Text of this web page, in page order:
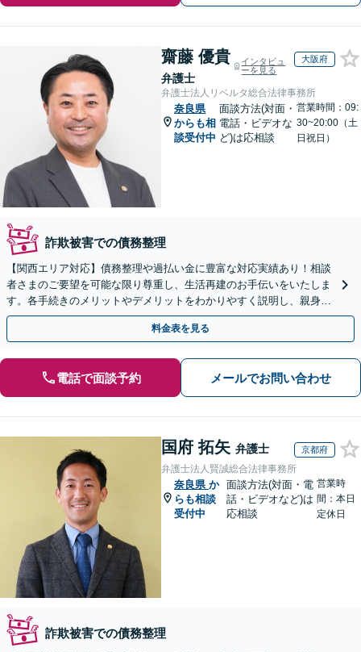
齋藤 優貴
弁護士
インタビュ
ーを見る
大阪府
弁護士法人リベルタ総合法律事務所
奈良県
からも相
談受付中
面談方法(対面・
電話・ビデオな
ど)は応相談
営業時間：09:
30~20:00（土
日祝日）
詐欺被害での債務整理
【関西エリア対応】債務整理や過払い金に豊富な対応実績あり！相談
者さまのご要望を可能な限り尊重し、生活再建のお手伝いをいたしま
す。各手続きのメリットやデメリットをわかりやすく説明し、親身な
対応を心がけます【初回相談無料】
料金表を見る
電話で面談予約 メールでお問い合わせ
国府 拓矢 弁護士 京都府
弁護士法人賢誠総合法律事務所
奈良県 か
らも相談
受付中
面談方法(対面・電
話・ビデオなど)は
応相談
営業時
間：本日
定休日
詐欺被害での債務整理